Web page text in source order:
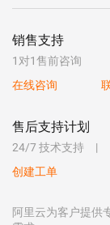
销售支持
1对1售前咨询
在线咨询
售后支持计划
24/7 技术支持
创建工单
阿里云为客户提供